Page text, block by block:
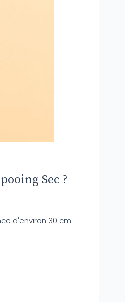
Sec ?
d'environ 30 cm.